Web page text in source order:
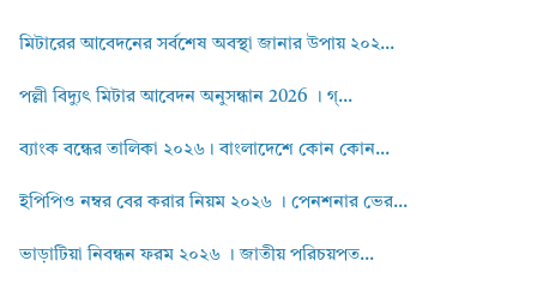
মিটারের আবেদনের সর্বশেষ অবস্থা জানার উপায় ২০২...
পল্লী বিদ্যুৎ মিটার আবেদন অনুসন্ধান 2026 । গ্...
ব্যাংক বন্ধের তালিকা ২০২৬। বাংলাদেশে কোন কোন...
ইপিপিও নম্বর বের করার নিয়ম ২০২৬ । পেনশনার ভের...
ভাড়াটিয়া নিবন্ধন ফরম ২০২৬ । জাতীয় পরিচয়পত...